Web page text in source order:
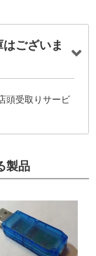
ございま
頭受取りサービ
製品